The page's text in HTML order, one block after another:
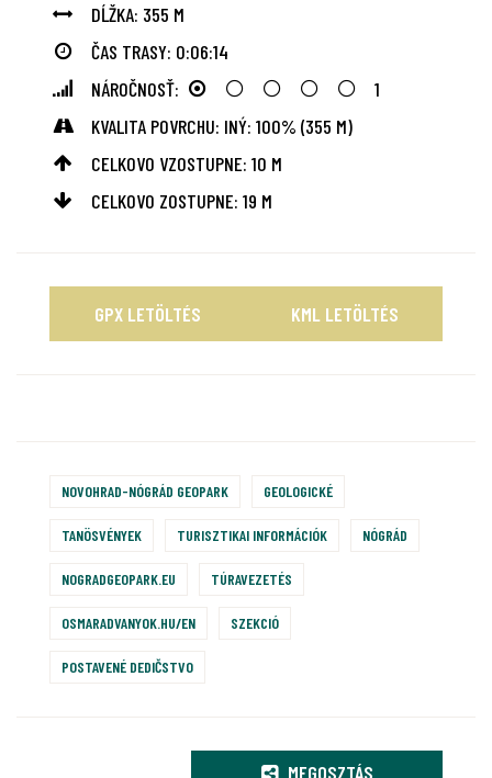
DĹŽKA: 355 M
ČAS TRASY: 0:06:14
NÁROČNOSŤ:
1
KVALITA POVRCHU: INÝ: 100% (355 M)
CELKOVO VZOSTUPNE: 10 M
CELKOVO ZOSTUPNE: 19 M
GPX LETÖLTÉS KML LETÖLTÉS
NOVOHRAD-NÓGRÁD GEOPARK GEOLOGICKÉ
TANÖSVÉNYEK TURISZTIKAI INFORMÁCIÓK NÓGRÁD
NOGRADGEOPARK.EU TÚRAVEZETÉS
OSMARADVANYOK.HU/EN SZEKCIÓ
POSTAVENÉ DEDIČSTVO
MEGOSZTÁS